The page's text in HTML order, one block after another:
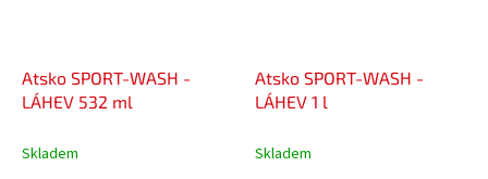
Atsko SPORT-WASH -
LÁHEV 532 ml
Skladem
Atsko SPORT-WASH -
LÁHEV 1 l
Skladem